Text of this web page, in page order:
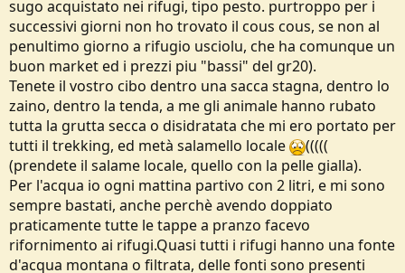
sugo acquistato nei rifugi, tipo pesto. purtroppo per i
successivi giorni non ho trovato il cous cous, se non al
penultimo giorno a rifugio usciolu, che ha comunque un
buon market ed i prezzi piu "bassi" del gr20).
Tenete il vostro cibo dentro una sacca stagna, dentro lo
zaino, dentro la tenda, a me gli animale hanno rubato
tutta la grutta secca o disidratata che mi ero portato per
tutti il trekking, ed metà salamello locale
(((((
(prendete il salame locale, quello con la pelle gialla).
Per l'acqua io ogni mattina partivo con 2 litri, e mi sono
sempre bastati, anche perchè avendo doppiato
praticamente tutte le tappe a pranzo facevo
rifornimento ai rifugi.Quasi tutti i rifugi hanno una fonte
d'acqua montana o filtrata, delle fonti sono presenti